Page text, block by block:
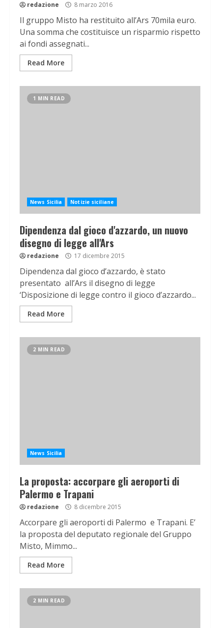
redazione 8 marzo 2016
Il gruppo Misto ha restituito all’Ars 70mila euro.
Una somma che costituisce un risparmio rispetto
ai fondi assegnati...
Read More
1 MIN READ
News Sicilia Notizie siciliane
Dipendenza dal gioco d'azzardo, un nuovo
disegno di legge all'Ars
redazione 17 dicembre 2015
Dipendenza dal gioco d’azzardo, è stato
presentato all’Ars il disegno di legge
‘Disposizione di legge contro il gioco d’azzardo...
Read More
2 MIN READ
News Sicilia
La proposta: accorpare gli aeroporti di
Palermo e Trapani
redazione 8 dicembre 2015
Accorpare gli aeroporti di Palermo e Trapani. E’
la proposta del deputato regionale del Gruppo
Misto, Mimmo...
Read More
2 MIN READ